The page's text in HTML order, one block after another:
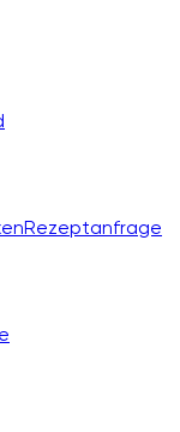
Rezeptanfrage